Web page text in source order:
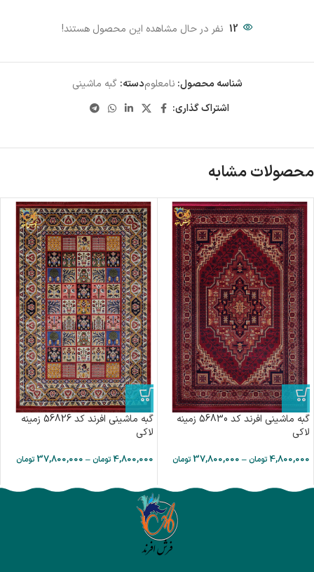
12 نفر در حال مشاهده این محصول هستند!
شناسه محصول: نامعلومدسته: گبه ماشینی
اشتراک گذاری:
محصولات مشابه
گبه ماشینی افرند کد 56830 زمینه
لاکی
4,800,000 تومان–
37,800,000 تومان
گبه ماشینی افرند کد 56826 زمینه
لاکی
4,800,000 تومان–
37,800,000 تومان